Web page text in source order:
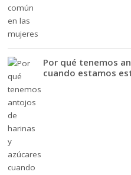
Por qué tenemos
cuando estamos